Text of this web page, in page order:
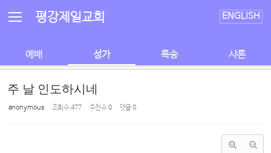
평강제일교회 ENGLISH
예배 성가 특송 샤론
주 날 인도하시네
anonymous 조회 수477 추천 수0 댓글0